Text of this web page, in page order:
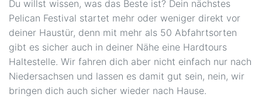
Du willst wissen, was das Beste ist? Dein nächstes
Pelican Festival startet mehr oder weniger direkt vor
deiner Haustür, denn mit mehr als 50 Abfahrtsorten
gibt es sicher auch in deiner Nähe eine Hardtours
Haltestelle. Wir fahren dich aber nicht einfach nur nach
Niedersachsen und lassen es damit gut sein, nein, wir
bringen dich auch sicher wieder nach Hause.